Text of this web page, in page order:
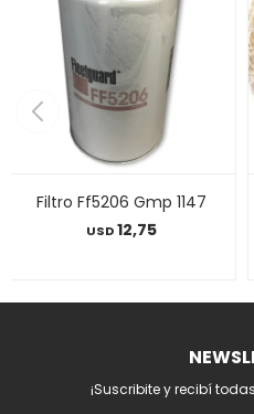
Filtro Ff5206 Gmp 1147
USD12,75
¡Suscribite y recibí